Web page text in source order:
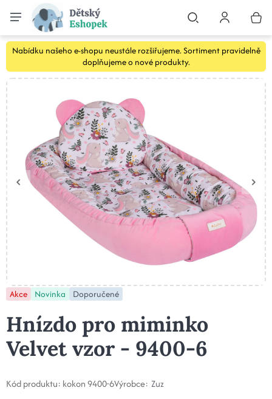
Nabídku našeho e-shopu neustále rozšiřujeme. Sortiment pravidelně
doplňujeme o nové produkty.
Akce Novinka Doporučené
Hnízdo pro miminko
Velvet vzor - 9400-6
Kód produktu: kokon 9400-6Výrobce: Zuz